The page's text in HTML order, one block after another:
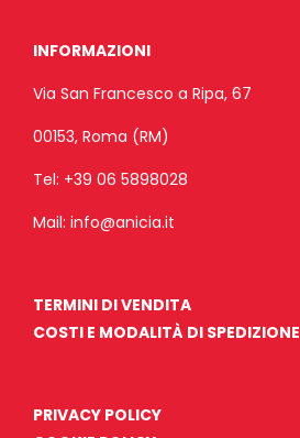
INFORMAZIONI
Via San Francesco a Ripa, 67
00153, Roma (RM)
Tel: +39 06 5898028
Mail: info@anicia.it
TERMINI DI VENDITA
COSTI E MODALITÀ DI SPEDIZIONE
PRIVACY POLICY